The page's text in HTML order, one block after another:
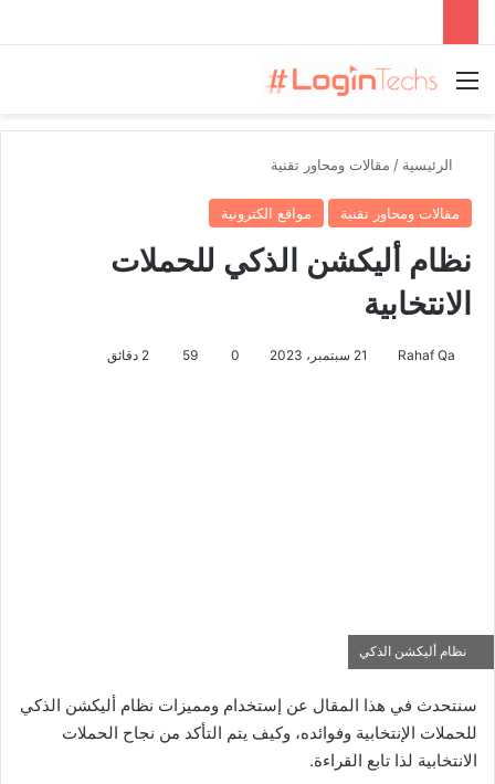
القائمة
الرئيسية / مقالات ومحاور تقنية
مقالات ومحاور تقنية مواقع الكترونية
نظام أليكشن الذكي للحملات
الانتخابية
Rahaf Qa 21 سبتمبر، 2023 0
59
نظام أليكشن الذكي
سنتحدث في هذا المقال عن إستخدام ومميزات نظام أليكشن الذكي
للحملات الإنتخابية وفوائده، وكيف يتم التأكد من نجاح الحملات
الانتخابية لذا تابع القراءة.